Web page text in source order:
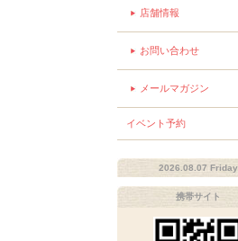
店舗情報
お問い合わせ
メールマガジン
イベント予約
2026.08.07 Friday
携帯サイト